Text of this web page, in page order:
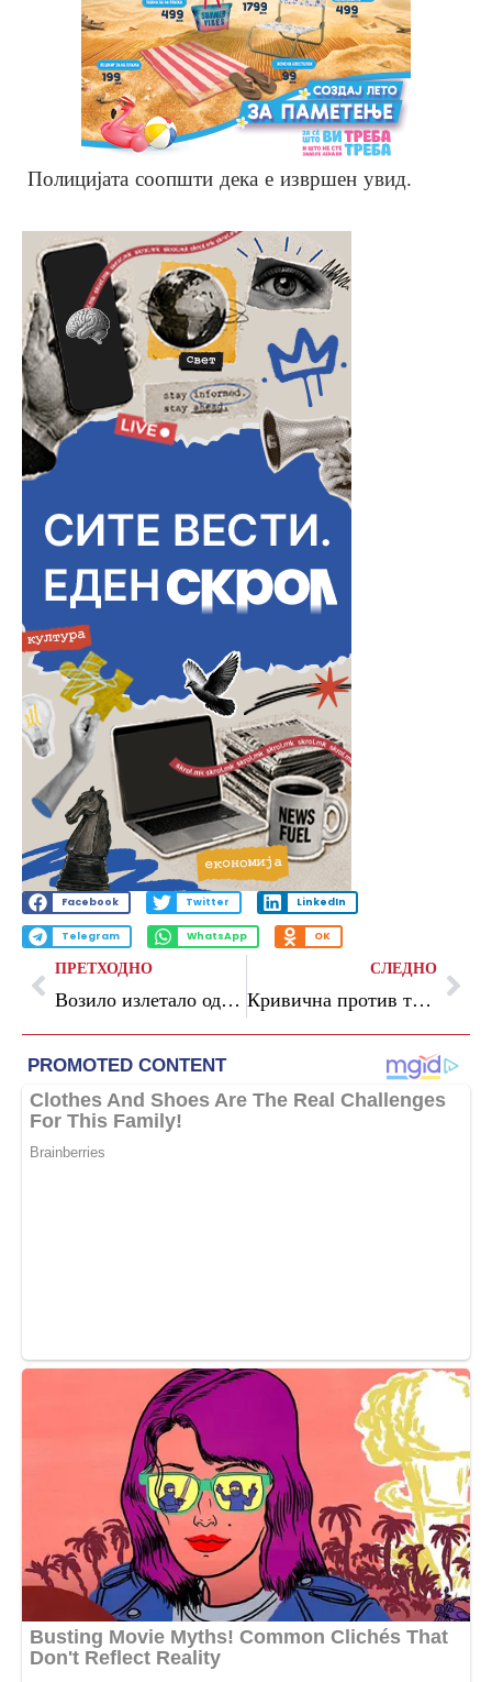
Полицијата соопшти дека е извршен увид.
Facebook Twitter LinkedIn
Telegram WhatsApp OK
ПРЕТХОДНО
Возило излетало од патот: возачот е тешко повреден а четири лица меѓу нив и малолетници завршиле со полесни повреди
СЛЕДНО
Кривична против три лица од Гевгелија и Струмица: организирале набавка и продажба на кокаин